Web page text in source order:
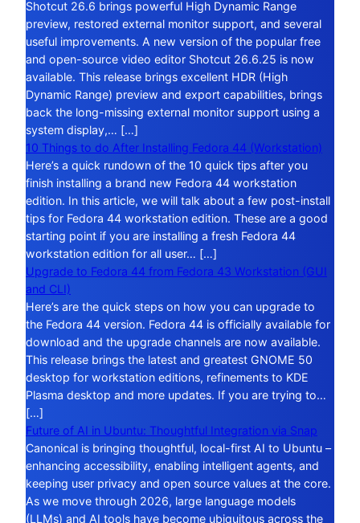
Shotcut 26.6 brings powerful High Dynamic Range
preview, restored external monitor support, and several
useful improvements. A new version of the popular free
and open-source video editor Shotcut 26.6.25 is now
available. This release brings excellent HDR (High
Dynamic Range) preview and export capabilities, brings
back the long-missing external monitor support using a
system display,… […]
10 Things to do After Installing Fedora 44 (Workstation)
Here’s a quick rundown of the 10 quick tips after you
finish installing a brand new Fedora 44 workstation
edition. In this article, we will talk about a few post-install
tips for Fedora 44 workstation edition. These are a good
starting point if you are installing a fresh Fedora 44
workstation edition for all user… […]
Upgrade to Fedora 44 from Fedora 43 Workstation (GUI
and CLI)
Here’s are the quick steps on how you can upgrade to
the Fedora 44 version. Fedora 44 is officially available for
download and the upgrade channels are now available.
This release brings the latest and greatest GNOME 50
desktop for workstation editions, refinements to KDE
Plasma desktop and more updates. If you are trying to…
[…]
Future of AI in Ubuntu: Thoughtful Integration via Snap
Canonical is bringing thoughtful, local-first AI to Ubuntu –
enhancing accessibility, enabling intelligent agents, and
keeping user privacy and open source values at the core.
As we move through 2026, large language models
(LLMs) and AI tools have become ubiquitous across the